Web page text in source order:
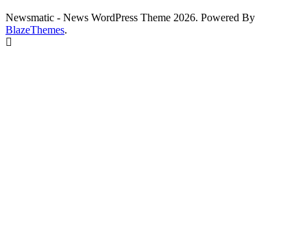
Newsmatic - News WordPress Theme 2026. Powered By
BlazeThemes.